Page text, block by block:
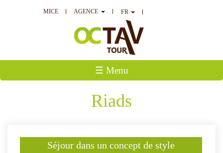
MICE AGENCE FR
☰ Menu
Riads
Séjour dans un concept de style